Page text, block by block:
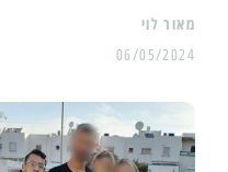
מאור לוי
06/05/2024